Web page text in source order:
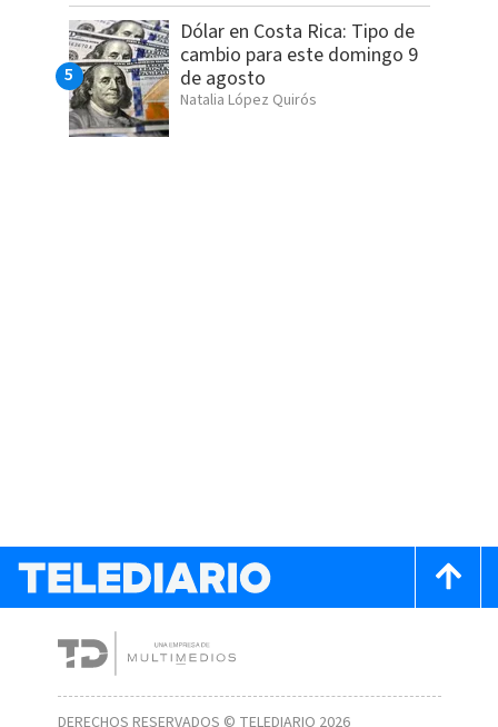
Dólar en Costa Rica: Tipo de
cambio para este domingo 9
de agosto
Natalia López Quirós